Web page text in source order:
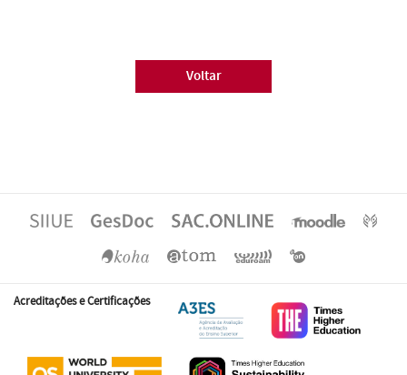
Voltar
Acreditações e Certificações